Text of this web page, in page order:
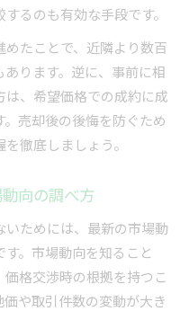
るのも有効な手段です。
たことで、近隣より数百
ります。逆に、事前に相
、希望価格での成約に成
売却後の後悔を防ぐため
徹底しましょう。
向の調べ方
ためには、最新の市場動
。市場動向を知ること
格交渉時の根拠を持つこ
や取引件数の変動が大き